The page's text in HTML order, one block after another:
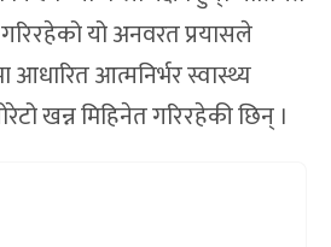
यो अनवरत प्रयासले
आत्मनिर्भर स्वास्थ्य
खन्न मिहिनेत गरिरहेकी छिन् ।